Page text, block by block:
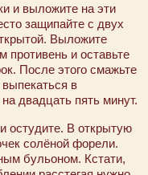
и выложите на эти
защипайте с двух
Выложите
противень и оставьте
После этого смажьте
в
двадцать пять минут.
остудите. В открытую
солёной форели.
бульоном. Кстати,